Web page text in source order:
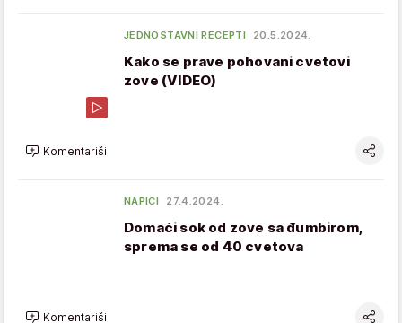
JEDNOSTAVNI RECEPTI 20.5.2024.
Kako se prave pohovani cvetovi
zove (VIDEO)
Komentariši
NAPICI 27.4.2024.
Domaći sok od zove sa đumbirom,
sprema se od 40 cvetova
Komentariši